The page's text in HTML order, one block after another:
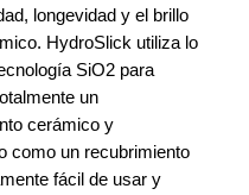
longevidad y el brillo
HydroSlick utiliza lo
SiO2 para
un
cerámico y
como un recubrimiento
fácil de usar y